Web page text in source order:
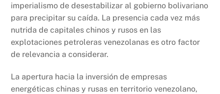
imperialismo de desestabilizar al gobierno bolivariano
para precipitar su caída. La presencia cada vez más
nutrida de capitales chinos y rusos en las
explotaciones petroleras venezolanas es otro factor
de relevancia a considerar.
La apertura hacia la inversión de empresas
energéticas chinas y rusas en territorio venezolano,